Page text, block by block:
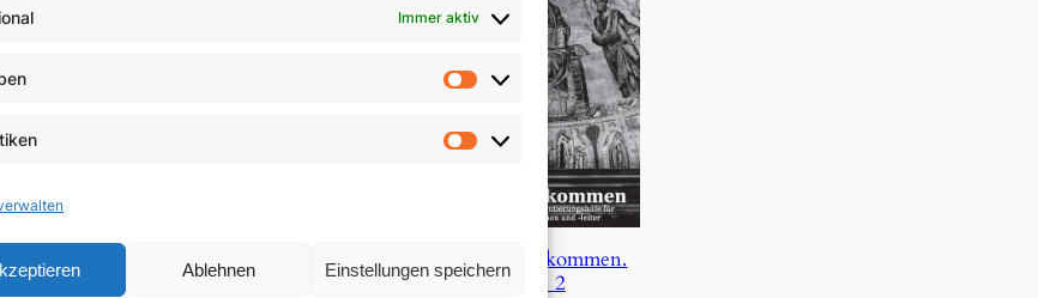
Immer aktiv
Vorlieben
Statistiken
Ablehnen Einstellungen speichern
Zeugen des Nordens
Die Neuerfindung
des Menschen
Jesus, wir kommen.
Bd. 2